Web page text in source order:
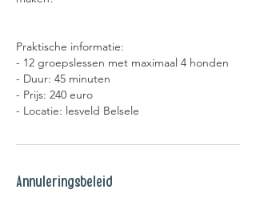
Praktische informatie:
- 12 groepslessen met maximaal 4 honden
- Duur: 45 minuten
- Prijs: 240 euro
- Locatie: lesveld Belsele
Annuleringsbeleid